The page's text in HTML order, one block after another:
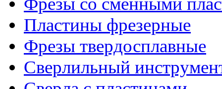
Пластины фрезерные
Фрезы твердосплавные
Сверлильный